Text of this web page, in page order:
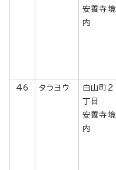
安養寺境
内
46 タラヨウ
白山町2
丁目
安養寺境
内